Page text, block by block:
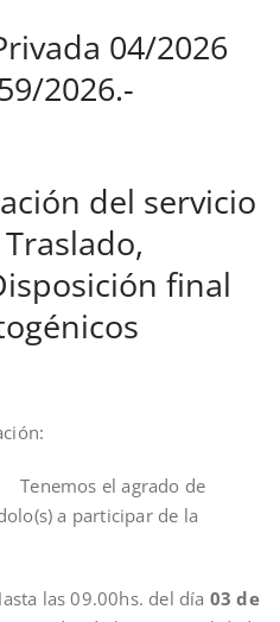
04/2026
2026.-
del servicio
final
agrado de
a participar de la
las 09.00hs. del día 03 de